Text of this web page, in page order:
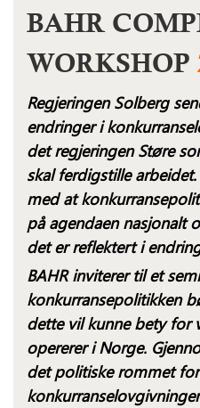
BAHR
WORKSHOP
Regjeringen Solberg
endringer i
det regjeringen Støre
skal ferdigstille
med at
på agendaen nasjonalt
det er reflektert i
BAHR inviterer til et
konkurransepolitikken
dette vil kunne bety for
opererer i Norge.
det politiske rommet